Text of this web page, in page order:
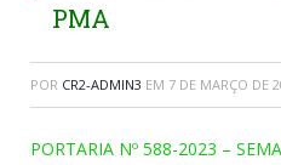
PMA
POR CR2-ADMIN3 EM 7 DE MARÇO DE
PORTARIA Nº 588-2023 –